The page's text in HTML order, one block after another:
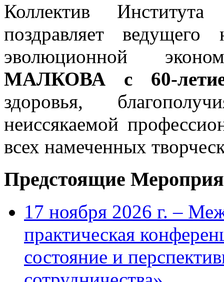
Коллектив
поздравляет ведущего
эволюционной
МАЛКОВА с 60-
здоровья,
неиссякаемой
всех намеченных
Предстоящие
17 ноября 2026 г. –
практическая
состояние и